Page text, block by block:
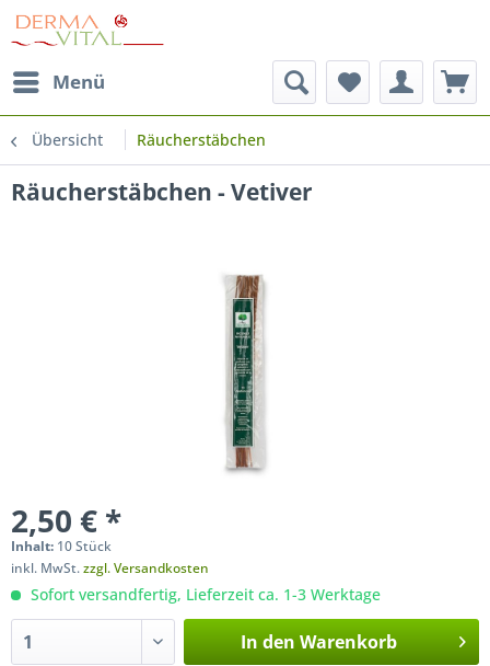
Menü
Übersicht Räucherstäbchen
Räucherstäbchen - Vetiver
2,50 € *
Inhalt: 10 Stück
inkl. MwSt.zzgl. Versandkosten
Sofort versandfertig, Lieferzeit ca. 1-3 Werktage
In den Warenkorb